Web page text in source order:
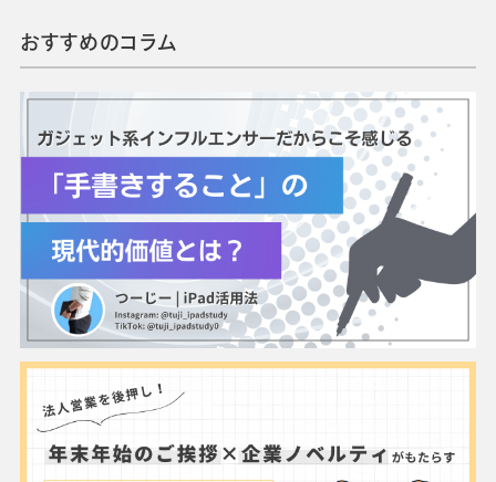
おすすめのコラム